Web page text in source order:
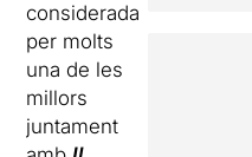
considerada
per molts
una de les
millors
juntament